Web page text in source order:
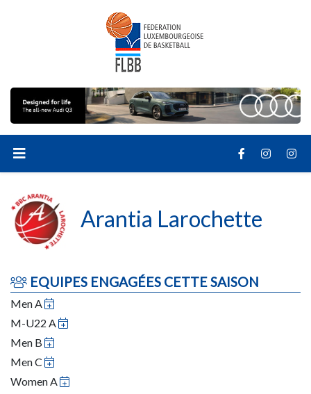
Arantia Larochette
EQUIPES ENGAGÉES CETTE SAISON
Men A
M-U22 A
Men B
Men C
Women A